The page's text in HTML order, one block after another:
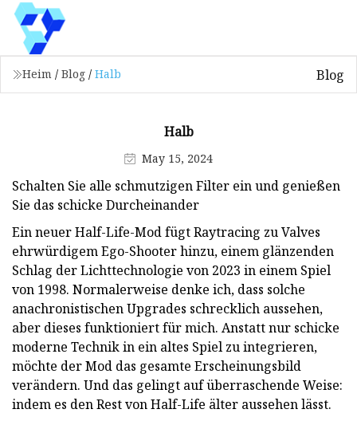
Heim / Blog / Halb Blog
Halb
May 15, 2024
Schalten Sie alle schmutzigen Filter ein und genießen
Sie das schicke Durcheinander
Ein neuer Half-Life-Mod fügt Raytracing zu Valves
ehrwürdigem Ego-Shooter hinzu, einem glänzenden
Schlag der Lichttechnologie von 2023 in einem Spiel
von 1998. Normalerweise denke ich, dass solche
anachronistischen Upgrades schrecklich aussehen,
aber dieses funktioniert für mich. Anstatt nur schicke
moderne Technik in ein altes Spiel zu integrieren,
möchte der Mod das gesamte Erscheinungsbild
verändern. Und das gelingt auf überraschende Weise:
indem es den Rest von Half-Life älter aussehen lässt.